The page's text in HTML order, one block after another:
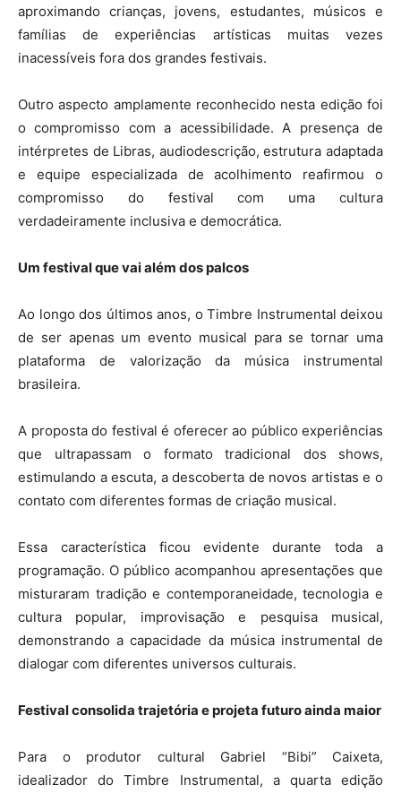
aproximando crianças, jovens, estudantes, músicos e
famílias de experiências artísticas muitas vezes
inacessíveis fora dos grandes festivais.
Outro aspecto amplamente reconhecido nesta edição foi
o compromisso com a acessibilidade. A presença de
intérpretes de Libras, audiodescrição, estrutura adaptada
e equipe especializada de acolhimento reafirmou o
compromisso do festival com uma cultura
verdadeiramente inclusiva e democrática.
Um festival que vai além dos palcos
Ao longo dos últimos anos, o Timbre Instrumental deixou
de ser apenas um evento musical para se tornar uma
plataforma de valorização da música instrumental
brasileira.
A proposta do festival é oferecer ao público experiências
que ultrapassam o formato tradicional dos shows,
estimulando a escuta, a descoberta de novos artistas e o
contato com diferentes formas de criação musical.
Essa característica ficou evidente durante toda a
programação. O público acompanhou apresentações que
misturaram tradição e contemporaneidade, tecnologia e
cultura popular, improvisação e pesquisa musical,
demonstrando a capacidade da música instrumental de
dialogar com diferentes universos culturais.
Festival consolida trajetória e projeta futuro ainda maior
Para o produtor cultural Gabriel “Bibi” Caixeta,
idealizador do Timbre Instrumental, a quarta edição